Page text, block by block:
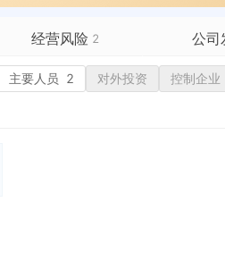
经营风险 2 公司
或有债务债权
融资历史
主要人员 2 对外投资 控制企业